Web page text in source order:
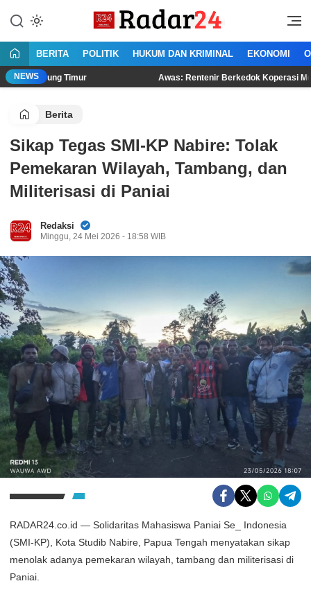
konten
Radar24.co.id
Jujur Lantang Bersuara
BERITA POLITIK HUKUM DAN KRIMINAL EKONOMI
NEWS
Timur Awas: Rentenir Berkedok Koperasi Menjamur di
Berita
Sikap Tegas SMI-KP Nabire: Tolak
Pemekaran Wilayah, Tambang, dan
Militerisasi di Paniai
Redaksi
Minggu, 24 Mei 2026 - 18:58 WIB
RADAR24.co.id — Solidaritas Mahasiswa Paniai Se_ Indonesia
(SMI-KP), Kota Studib Nabire, Papua Tengah menyatakan sikap
menolak adanya pemekaran wilayah, tambang dan militerisasi di
Paniai.